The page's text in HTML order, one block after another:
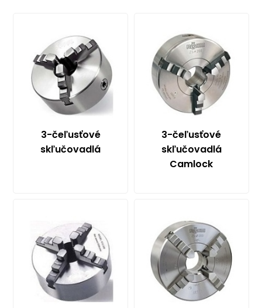
3-čeľusťové
skľučovadlá
3-čeľusťové
skľučovadlá
Camlock